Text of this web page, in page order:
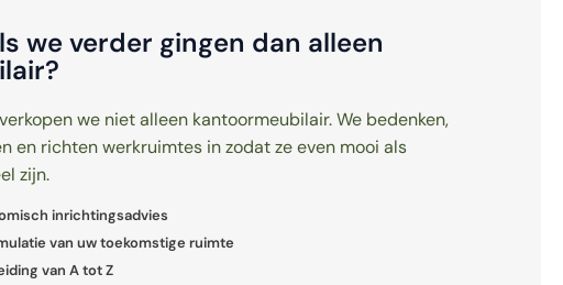
we verder gingen dan alleen
we niet alleen kantoor­meubilair. We bedenken,
en richten werkruimtes in zodat ze even mooi als
zijn.
inrichtingsadvies
van uw toekomstige ruimte
van A tot Z